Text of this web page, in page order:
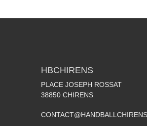
HBCHIRENS
PLACE JOSEPH ROSSAT
38850 CHIRENS